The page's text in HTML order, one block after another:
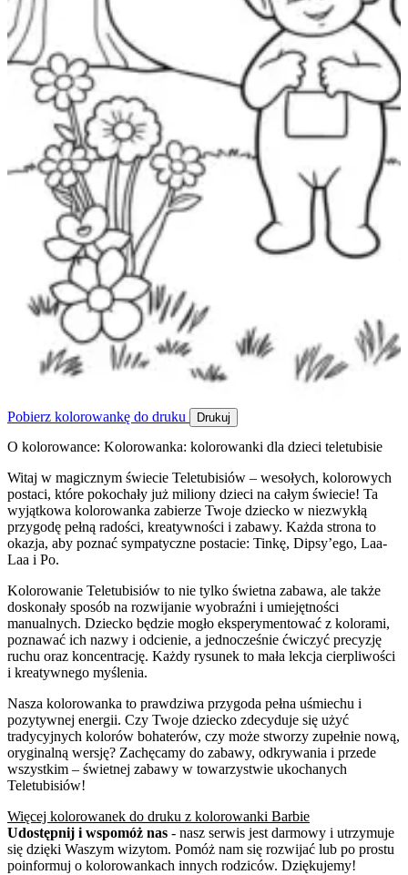
Pobierz kolorowankę do druku Drukuj
O kolorowance: Kolorowanka: kolorowanki dla dzieci teletubisie
Witaj w magicznym świecie Teletubisiów – wesołych, kolorowych
postaci, które pokochały już miliony dzieci na całym świecie! Ta
wyjątkowa kolorowanka zabierze Twoje dziecko w niezwykłą
przygodę pełną radości, kreatywności i zabawy. Każda strona to
okazja, aby poznać sympatyczne postacie: Tinkę, Dipsy’ego, Laa-
Laa i Po.
Kolorowanie Teletubisiów to nie tylko świetna zabawa, ale także
doskonały sposób na rozwijanie wyobraźni i umiejętności
manualnych. Dziecko będzie mogło eksperymentować z kolorami,
poznawać ich nazwy i odcienie, a jednocześnie ćwiczyć precyzję
ruchu oraz koncentrację. Każdy rysunek to mała lekcja cierpliwości
i kreatywnego myślenia.
Nasza kolorowanka to prawdziwa przygoda pełna uśmiechu i
pozytywnej energii. Czy Twoje dziecko zdecyduje się użyć
tradycyjnych kolorów bohaterów, czy może stworzy zupełnie nową,
oryginalną wersję? Zachęcamy do zabawy, odkrywania i przede
wszystkim – świetnej zabawy w towarzystwie ukochanych
Teletubisiów!
Więcej kolorowanek do druku z kolorowanki Barbie
Udostępnij i wspomóż nas - nasz serwis jest darmowy i utrzymuje
się dzięki Waszym wizytom. Pomóż nam się rozwijać lub po prostu
poinformuj o kolorowankach innych rodziców. Dziękujemy!